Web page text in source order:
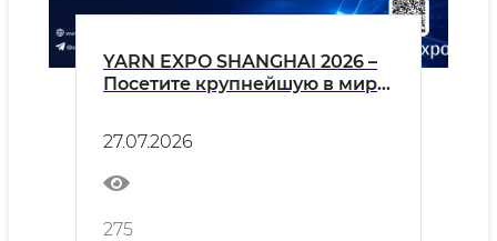
YARN EXPO SHANGHAI 2026 –
Посетите крупнейшую в мире
27.07.2026
275